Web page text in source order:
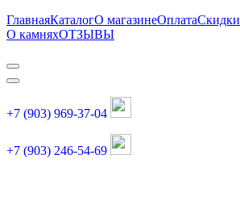
ГлавнаяКаталогО магазинеОплатаСкидки
О камняхОТЗЫВЫ
+7 (903) 969-37-04
+7 (903) 246-54-69